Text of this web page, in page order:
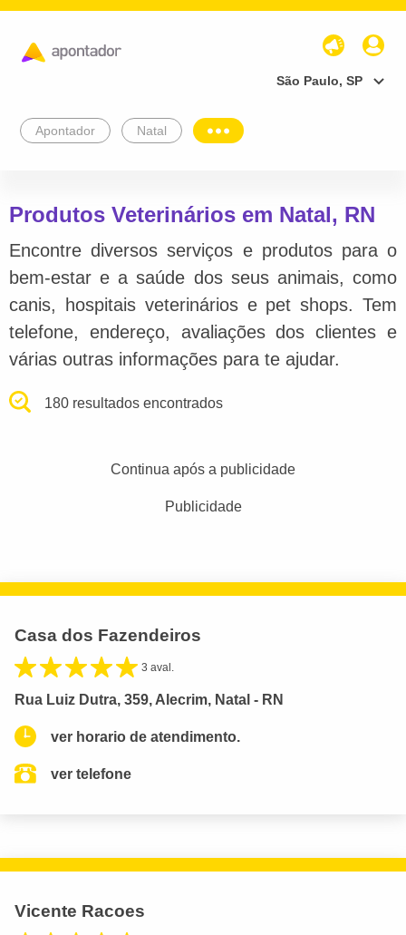
São Paulo, SP
Apontador Natal
Produtos Veterinários em Natal, RN
Encontre diversos serviços e produtos para o
bem-estar e a saúde dos seus animais, como
canis, hospitais veterinários e pet shops. Tem
telefone, endereço, avaliações dos clientes e
várias outras informações para te ajudar.
180 resultados encontrados
Continua após a publicidade
Publicidade
Casa dos Fazendeiros
3 aval.
Rua Luiz Dutra, 359, Alecrim, Natal - RN
ver horario de atendimento.
ver telefone
Vicente Racoes